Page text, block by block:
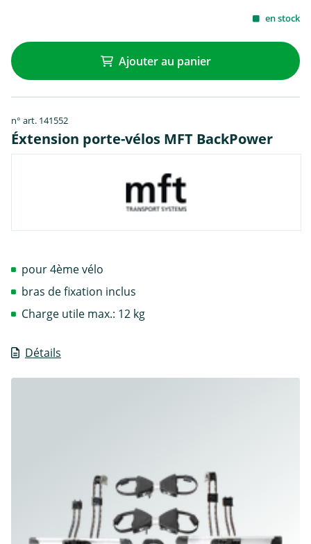
en stock
Ajouter au panier
n° art. 141552
Éxtension porte-vélos MFT BackPower
Détails
pour 4ème vélo
bras de fixation inclus
Charge utile max.: 12 kg